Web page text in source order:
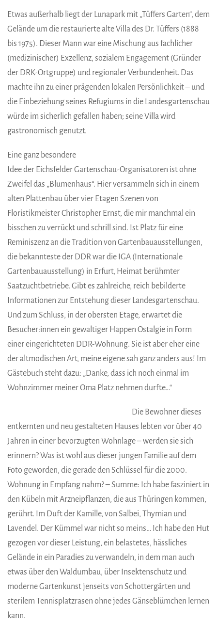
Etwas außerhalb liegt der Lunapark mit „Tüffers Garten“, dem
Gelände um die restaurierte alte Villa des Dr. Tüffers (1888
bis 1975). Dieser Mann war eine Mischung aus fachlicher
(medizinischer) Exzellenz, sozialem Engagement (Gründer
der DRK-Ortgruppe) und regionaler Verbundenheit. Das
machte ihn zu einer prägenden lokalen Persönlichkeit – und
die Einbeziehung seines Refugiums in die Landesgartenschau
würde im sicherlich gefallen haben; seine Villa wird
gastronomisch genutzt.
Eine ganz besondere
Idee der Eichsfelder Gartenschau-Organisatoren ist ohne
Zweifel das „Blumenhaus“. Hier versammeln sich in einem
alten Plattenbau über vier Etagen Szenen von
Floristikmeister Christopher Ernst, die mir manchmal ein
bisschen zu verrückt und schrill sind. Ist Platz für eine
Reminiszenz an die Tradition von Gartenbauausstellungen,
die bekannteste der DDR war die IGA (Internationale
Gartenbauausstellung) in Erfurt, Heimat berühmter
Saatzuchtbetriebe. Gibt es zahlreiche, reich bebilderte
Informationen zur Entstehung dieser Landesgartenschau.
Und zum Schluss, in der obersten Etage, erwartet die
Besucher:innen ein gewaltiger Happen Ostalgie in Form
einer eingerichteten DDR-Wohnung. Sie ist aber eher eine
der altmodischen Art, meine eigene sah ganz anders aus! Im
Gästebuch steht dazu: „Danke, dass ich noch einmal im
Wohnzimmer meiner Oma Platz nehmen durfte…“
Die Bewohner dieses
entkernten und neu gestalteten Hauses lebten vor über 40
Jahren in einer bevorzugten Wohnlage – werden sie sich
erinnern? Was ist wohl aus dieser jungen Familie auf dem
Foto geworden, die gerade den Schlüssel für die 2000.
Wohnung in Empfang nahm? – Summe: Ich habe fasziniert in
den Kübeln mit Arzneipflanzen, die aus Thüringen kommen,
gerührt. Im Duft der Kamille, von Salbei, Thymian und
Lavendel. Der Kümmel war nicht so meins… Ich habe den Hut
gezogen vor dieser Leistung, ein belastetes, hässliches
Gelände in ein Paradies zu verwandeln, in dem man auch
etwas über den Waldumbau, über Insektenschutz und
moderne Gartenkunst jenseits von Schottergärten und
sterilem Tennisplatzrasen ohne jedes Gänseblümchen lernen
kann.